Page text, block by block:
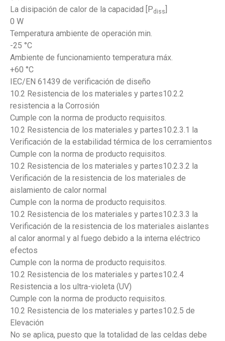
La disipación de calor de la capacidad [Pdiss
0 W
Temperatura ambiente de operación min.
-25 °C
Ambiente de funcionamiento temperatura máx.
+60 °C
IEC/EN 61439 de verificación de diseño
10.2 Resistencia de los materiales y partes10.2.2
resistencia a la Corrosión
Cumple con la norma de producto requisitos.
10.2 Resistencia de los materiales y partes10.2.3.1 la
Verificación de la estabilidad térmica de los cerramientos
Cumple con la norma de producto requisitos.
10.2 Resistencia de los materiales y partes10.2.3.2 la
Verificación de la resistencia de los materiales de
aislamiento de calor normal
Cumple con la norma de producto requisitos.
10.2 Resistencia de los materiales y partes10.2.3.3 la
Verificación de la resistencia de los materiales aislantes
al calor anormal y al fuego debido a la interna eléctrico
efectos
Cumple con la norma de producto requisitos.
10.2 Resistencia de los materiales y partes10.2.4
Resistencia a los ultra-violeta (UV)
Cumple con la norma de producto requisitos.
10.2 Resistencia de los materiales y partes10.2.5 de
Elevación
No se aplica, puesto que la totalidad de las celdas debe